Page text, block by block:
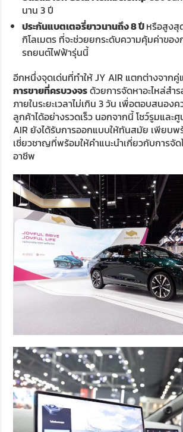
นาน 3 ปี
ประกันแบตเตอรี่ยาวนานถึง 8 ปีหรือสูงสุ
กิโลเมตร ที่จะช่วยยกระดับความคุ้มค่าของ
รถยนต์ไฟฟ้ารุ่นนี้
อีกหนึ่งจุดเด่นที่ทำให้ JY AIR แตกต่างจาก
การขายที่ครบวงจรด้วยการจัดหาอะไหล่สำ
ภายในระยะเวลาไม่เกิน 3 วัน เพื่อตอบสนอง
ลูกค้าได้อย่างรวดเร็ว นอกจากนี้ โชว์รูมและ
AIR ยังได้รับการออกแบบให้ทันสมัย เพียบ
เชี่ยวชาญที่พร้อมให้คำแนะนำเกี่ยวกับการจั
อาชีพ